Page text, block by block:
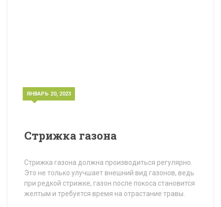
ЯНВАРЬ 20, 2023
Стрижка газона
Стрижка газона должна производиться регулярно.
Это не только улучшает внешний вид газонов, ведь
при редкой стрижке, газон после покоса становится
желтым и требуется время на отрастание травы.